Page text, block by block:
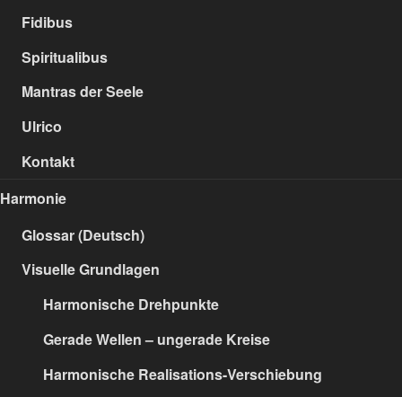
Fidibus
Spiritualibus
Mantras der Seele
Ulrico
Kontakt
Harmonie
Glossar (Deutsch)
Visuelle Grundlagen
Harmonische Drehpunkte
Gerade Wellen – ungerade Kreise
Harmonische Realisations-Verschiebung